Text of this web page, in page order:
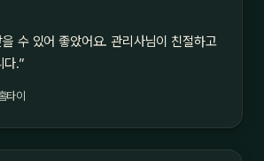
수 있어 좋았어요. 관리사님이 친절하고
다.”
타이